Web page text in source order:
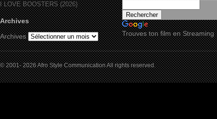
I LOVE BOOSTERS (2026)
Archives
Archives
Trouves ton film en Streaming
© 2001- 2026 Afro Style Communication All rights reserved.